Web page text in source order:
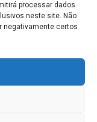
processar dados
neste site. Não
negativamente certos
- Avenida